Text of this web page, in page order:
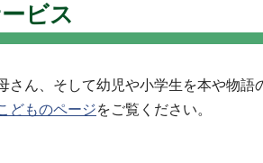
ビス
さん、そして幼児や小学生を本や物
どものページをご覧ください。